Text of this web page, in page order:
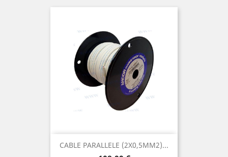
CABLE PARALLELE (2X0,5MM2)...